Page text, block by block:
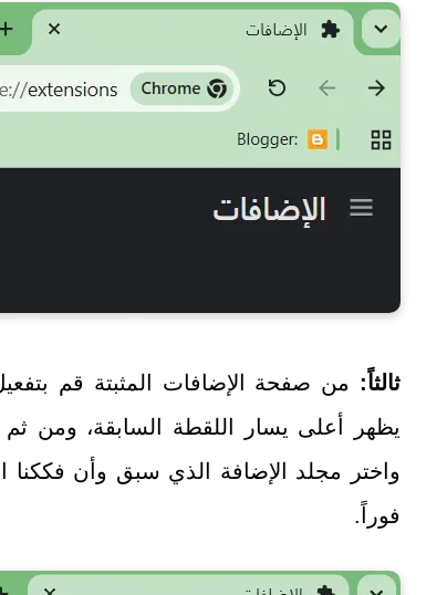
ثالثاً: من صفحة الإضافات المثبتة قم
يظهر أعلى يسار اللقطة السابقة، ومن
واختر مجلد الإضافة الذي سبق وأن
فوراً.